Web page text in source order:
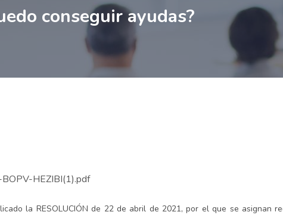
conseguir ayudas?
HEZIBI(1).pdf
la RESOLUCIÓN de 22 de abril de 2021, por el que se asignan